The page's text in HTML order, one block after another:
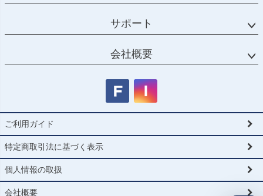
サポート
会社概要
ご利用ガイド
特定商取引法に基づく表示
個人情報の取扱
会社概要